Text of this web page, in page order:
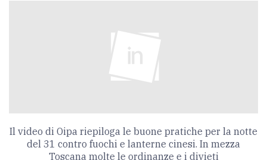
Il video di Oipa riepiloga le buone pratiche per la notte
del 31 contro fuochi e lanterne cinesi. In mezza
Toscana molte le ordinanze e i divieti